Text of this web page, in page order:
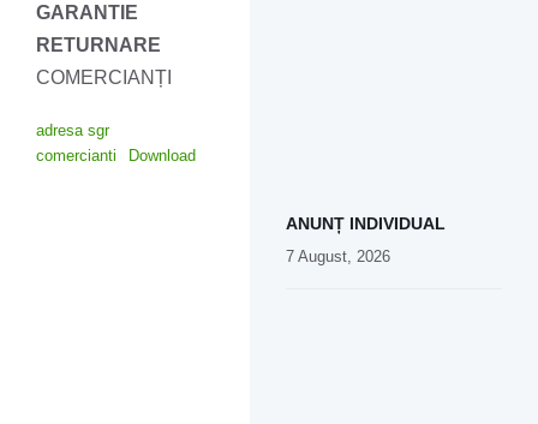
GARANTIE
RETURNARE
COMERCIANȚI
adresa sgr
comercianti
Download
ANUNȚ INDIVIDUAL
7 August, 2026